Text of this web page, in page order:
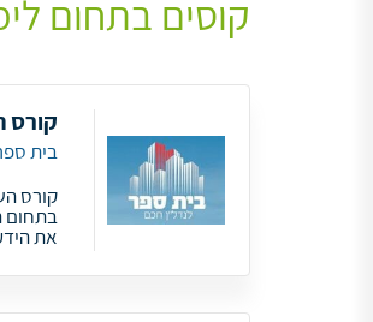
קוסים בתחום
קורס
בית
קורס
בתחום
את